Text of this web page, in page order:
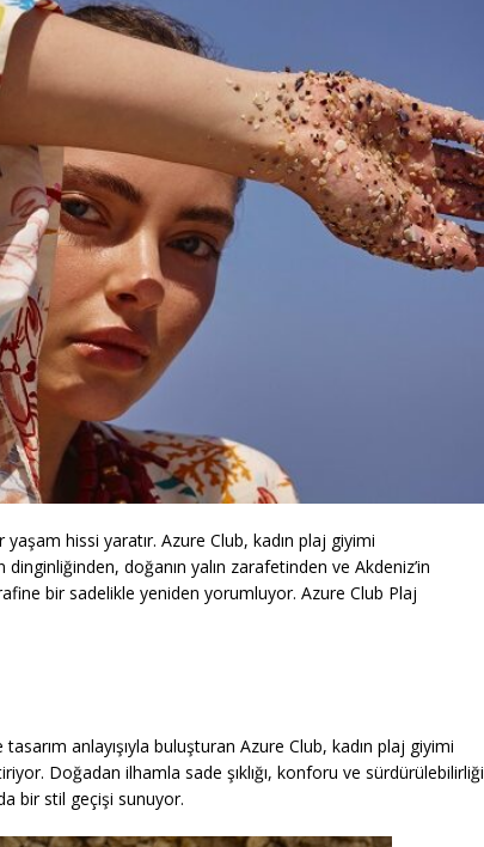
hissi yaratır. Azure Club, kadın plaj giyimi
doğanın yalın zarafetinden ve Akdeniz’in
bir sadelikle yeniden yorumluyor. Azure Club Plaj
anlayışıyla buluşturan Azure Club, kadın plaj giyimi
Doğadan ilhamla sade şıklığı, konforu ve sürdürülebilirliği
bir stil geçişi sunuyor.